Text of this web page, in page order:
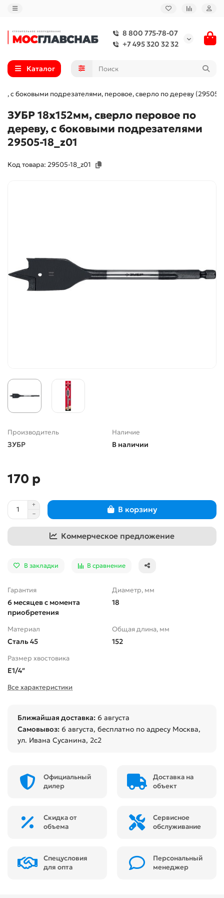
8 800 775-78-07
+7 495 320 32 32
Каталог
с боковыми подрезателями, перовое, cверло по дереву (29505-
ЗУБР 18x152мм, сверло перовое по
дереву, с боковыми подрезателями
29505-18_z01
Код товара: 29505-18_z01
Производитель
ЗУБР
Наличие
В наличии
170 р
В корзину
Коммерческое предложение
В закладки В сравнение
Гарантия
6 месяцев с момента
приобретения
Диаметр, мм
18
Материал
Сталь 45
Общая длина, мм
152
Размер хвостовика
Е1/4″
Все характеристики
Ближайшая доставка: 6 августа
Самовывоз: 6 августа, бесплатно по адресу Москва,
ул. Ивана Сусанина, 2с2
Официальный
дилер
Доставка на
объект
Скидка от
объема
Сервисное
обслуживание
Спецусловия
для опта
Персональный
менеджер